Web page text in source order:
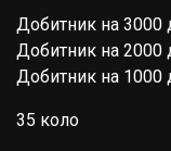
Добитник на 3000
Добитник на 2000
Добитник на 1000
35 коло